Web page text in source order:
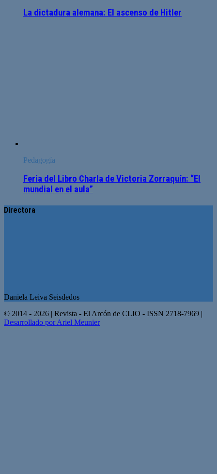
La dictadura alemana: El ascenso de Hitler
Pedagogía
Feria del Libro Charla de Victoria Zorraquín: “El
mundial en el aula”
Directora
Daniela Leiva Seisdedos
© 2014 - 2026 | Revista - El Arcón de CLIO - ISSN 2718-7969 |
Desarrollado por Ariel Meunier